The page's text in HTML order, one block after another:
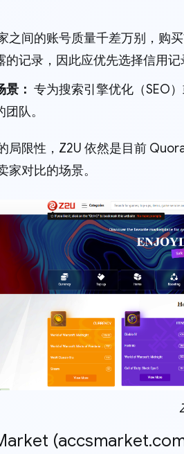
之间的账号质量千差万别，购
的记录，因此应优先选择信用
： 专为搜索引擎优化（SEO
队。
局限性，Z2U 依然是目前
家对比的场景。